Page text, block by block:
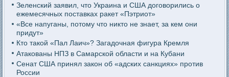
Зеленский заявил, что Украина и США договорились о
ежемесячных поставках ракет «Пэтриот»
«Все напуганы, потому что никто не знает, за кем они
придут»
Кто такой «Пал Лаич»? Загадочная фигура Кремля
Атакованы НПЗ в Самарской области и на Кубани
Сенат США принял закон об «адских санкциях» против
России